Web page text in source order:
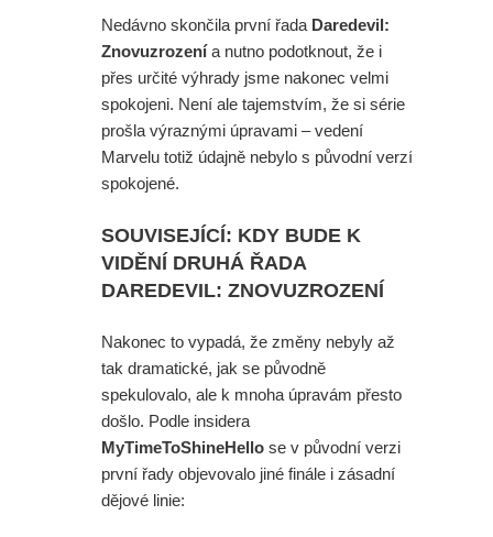
Nedávno skončila první řada Daredevil:
Znovuzrozenía nutno podotknout, že i
přes určité výhrady jsme nakonec velmi
spokojeni. Není ale tajemstvím, že si série
prošla výraznými úpravami – vedení
Marvelu totiž údajně nebylo s původní verzí
spokojené.
SOUVISEJÍCÍ: KDY BUDE K
VIDĚNÍ DRUHÁ ŘADA
DAREDEVIL: ZNOVUZROZENÍ
Nakonec to vypadá, že změny nebyly až
tak dramatické, jak se původně
spekulovalo, ale k mnoha úpravám přesto
došlo. Podle insidera
MyTimeToShineHello se v původní verzi
první řady objevovalo jiné finále i zásadní
dějové linie: